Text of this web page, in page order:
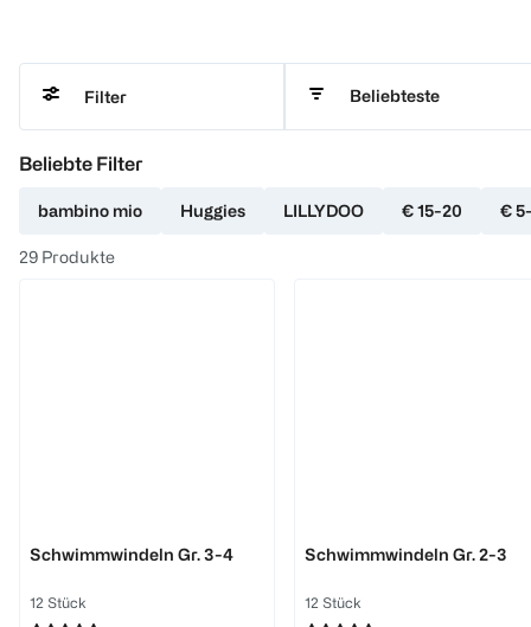
Filter Beliebteste
Beliebte Filter
bambino mio Huggies LILLYDOO € 15-20 €
29 Produkte
Schwimmwindeln Gr. 3-4
12 Stück
Schwimmwindeln Gr. 2-3
12 Stück